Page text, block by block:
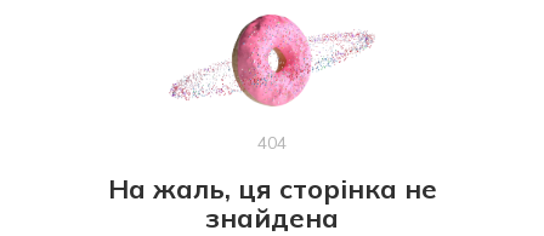
404
На жаль, ця сторінка не
знайдена